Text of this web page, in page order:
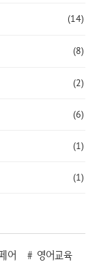
(14)
(8)
(2)
(6)
(1)
(1)
어
영어교육